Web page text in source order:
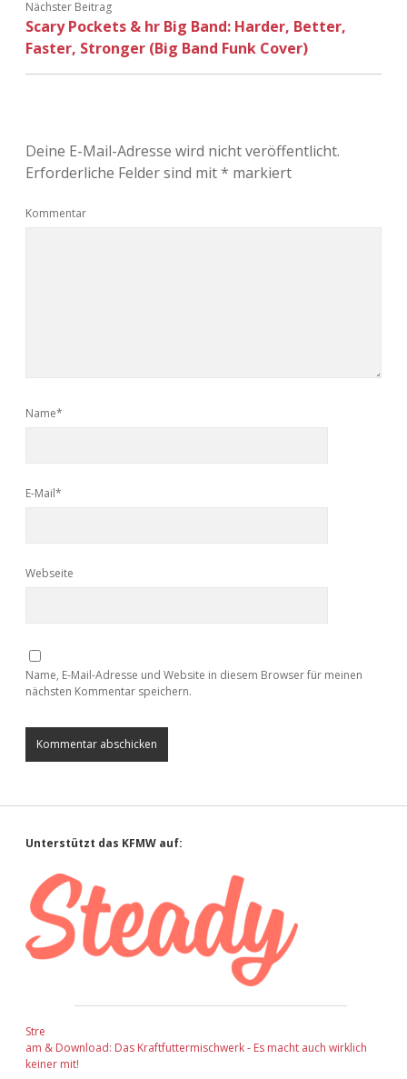
Nächster Beitrag
Scary Pockets & hr Big Band: Harder, Better,
Faster, Stronger (Big Band Funk Cover)
Deine E-Mail-Adresse wird nicht veröffentlicht.
Erforderliche Felder sind mit* markiert
Kommentar
Name*
E-Mail*
Webseite
Name, E-Mail-Adresse und Website in diesem Browser für meinen
nächsten Kommentar speichern.
Sidebar
Unterstützt das KFMW auf:
Stre
am & Download: Das Kraftfuttermischwerk - Es macht auch wirklich
keiner mit!